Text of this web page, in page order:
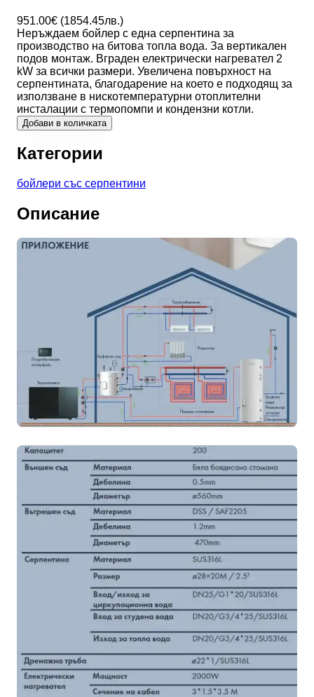
951.00€ (1854.45лв.)
Неръждаем бойлер с една серпентина за
производство на битова топла вода. За вертикален
подов монтаж. Вграден електрически нагревател 2
kW за всички размери. Увеличена повърхност на
серпентината, благодарение на което е подходящ за
използване в нискотемпературни отоплителни
инсталации с термопомпи и кондензни котли.
Добави в количката
Категории
бойлери със серпентини
Описание